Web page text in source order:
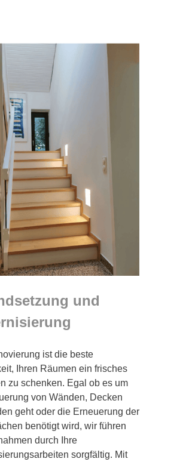
und
ist die beste
Ihren Räumen ein frisches
zu schenken. Egal ob es um
von Wänden, Decken
geht oder die Erneuerung der
benötigt wird, wir führen
durch Ihre
sorgfältig. Mit